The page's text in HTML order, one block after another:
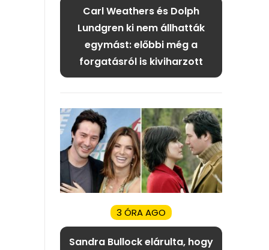
Carl Weathers és Dolph
Lundgren ki nem állhatták
egymást: előbbi még a
forgatásról is kiviharzott
3 ÓRA AGO
Sandra Bullock elárulta, hogy